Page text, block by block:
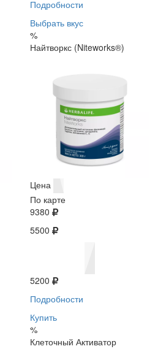
Подробности
Выбрать вкус
%
Найтворкс (Niteworks®)
Цена
По карте
9380
5500
5200
Подробности
Купить
%
Клеточный Активатор